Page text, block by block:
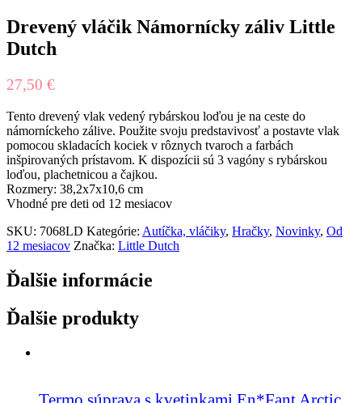
Drevený vláčik Námornícky záliv Little
Dutch
27,50 €
Tento drevený vlak vedený rybárskou loďou je na ceste do
námorníckeho zálive. Použite svoju predstavivosť a postavte vlak
pomocou skladacích kociek v rôznych tvaroch a farbách
inšpirovaných prístavom. K dispozícii sú 3 vagóny s rybárskou
loďou, plachetnicou a čajkou.
Rozmery: 38,2x7x10,6 cm
Vhodné pre deti od 12 mesiacov
SKU: 7068LD Kategórie: Autíčka, vláčiky, Hračky, Novinky, Od
12 mesiacov Značka: Little Dutch
Ďalšie informácie
Ďalšie produkty
Termo súprava s kvetinkami En*Fant Arctic